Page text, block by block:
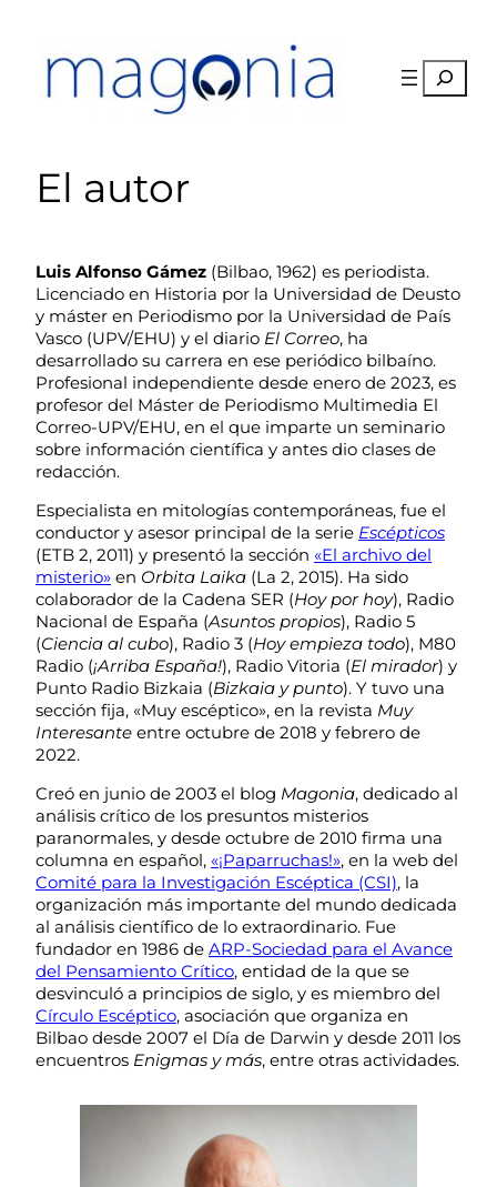
contenido
Buscar
El autor
Luis Alfonso Gámez (Bilbao, 1962) es periodista.
Licenciado en Historia por la Universidad de Deusto
y máster en Periodismo por la Universidad de País
Vasco (UPV/EHU) y el diario El Correo, ha
desarrollado su carrera en ese periódico bilbaíno.
Profesional independiente desde enero de 2023, es
profesor del Máster de Periodismo Multimedia El
Correo-UPV/EHU, en el que imparte un seminario
sobre información científica y antes dio clases de
redacción.
Especialista en mitologías contemporáneas, fue el
conductor y asesor principal de la serie Escépticos
(ETB 2, 2011) y presentó la sección «El archivo del
misterio» en Orbita Laika (La 2, 2015). Ha sido
colaborador de la Cadena SER (Hoy por hoy), Radio
Nacional de España (Asuntos propios), Radio 5
(Ciencia al cubo), Radio 3 (Hoy empieza todo), M80
Radio (¡Arriba España!), Radio Vitoria (El mirador) y
Punto Radio Bizkaia (Bizkaia y punto). Y tuvo una
sección fija, «Muy escéptico», en la revista Muy
Interesante entre octubre de 2018 y febrero de
2022.
Creó en junio de 2003 el blog Magonia, dedicado al
análisis crítico de los presuntos misterios
paranormales, y desde octubre de 2010 firma una
columna en español, «¡Paparruchas!», en la web del
Comité para la Investigación Escéptica (CSI), la
organización más importante del mundo dedicada
al análisis científico de lo extraordinario. Fue
fundador en 1986 de ARP-Sociedad para el Avance
del Pensamiento Crítico, entidad de la que se
desvinculó a principios de siglo, y es miembro del
Círculo Escéptico, asociación que organiza en
Bilbao desde 2007 el Día de Darwin y desde 2011 los
encuentros Enigmas y más, entre otras actividades.